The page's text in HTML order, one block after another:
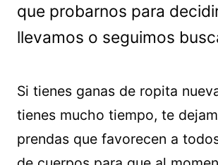
que probarnos para
llevamos o seguimos
Si tienes ganas de ropita
tienes mucho tiempo, te
prendas que favorecen a